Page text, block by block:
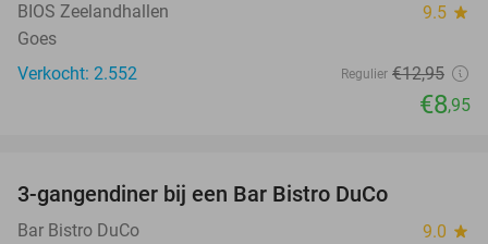
BIOS Zeelandhallen 9.5 star
Goes
Verkocht: 2.552
Regulier €12,95
€8,95
3-gangendiner bij een Bar Bistro DuCo
Bar Bistro DuCo 9.0 star